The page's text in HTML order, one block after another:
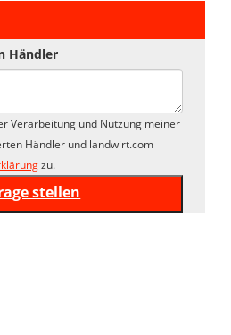
Händler
Verarbeitung und Nutzung meiner
Händler und landwirt.com
zu.